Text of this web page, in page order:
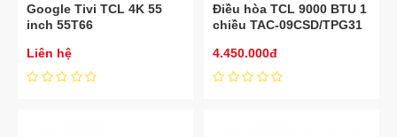
Google Tivi TCL 4K 55
inch 55T66
Liên hệ
Điều hòa TCL 9000 BTU 1
chiều TAC-09CSD/TPG31
4.450.000đ